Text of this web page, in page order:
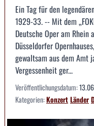
Ein Tag für den
1929-33. -- Mit dem
Deutsche Oper am
Düsseldorfer
gewaltsam aus dem Amt
Vergessenheit ger...
Veröffentlichungsdatum:
Kategorien:KonzertLänder